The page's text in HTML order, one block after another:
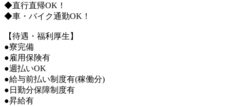
◆直行直帰OK！
◆車・バイク通勤OK！
【待遇・福利厚生】
●寮完備
●雇用保険有
●週払いOK
●給与前払い制度有(稼働分)
●日勤分保障制度有
●昇給有